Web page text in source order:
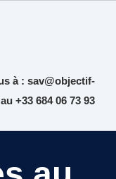
à : sav@objectif-
+33 684 06 73 93